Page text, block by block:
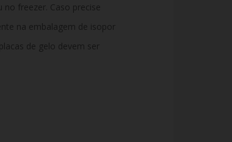
no freezer. Caso precise
na embalagem de isopor
de gelo devem ser